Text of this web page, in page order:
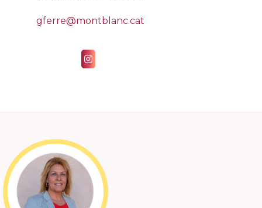
gferre@montblanc.cat